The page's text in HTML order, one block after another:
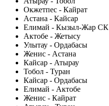
Окжетпес - Кайрат
Астана - Кайсар
Елимай - Кызыл-Жар СК
Актобе - Жетысу
Улытау - Ордабасы
Женис - Астана
Кайсар - Атырау
Тобол - Туран
Кайсар - Ордабасы
Елимай - Актобе
Женис - Кайрат